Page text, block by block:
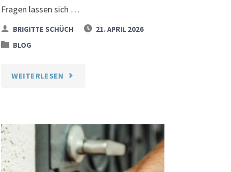
Fragen lassen sich …
BRIGITTE SCHÜCH
21. APRIL 2026
BLOG
WEITERLESEN "DIE
DAS
GEDÄCHTNIS